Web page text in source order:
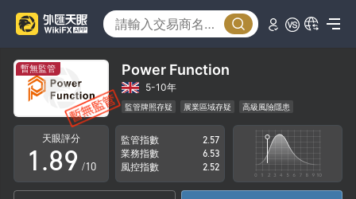
暫無監管 Power Function
5-10年
監管牌照存疑 展業區域存疑 高級風險隱患
天眼評分
0
1.
4
5
6
7
8
5
6
7
8
9 /10
監管指數
2.57
業務指數
6.53
風控指數
2.52